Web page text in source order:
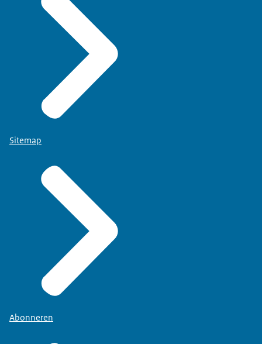
Sitemap
Abonneren